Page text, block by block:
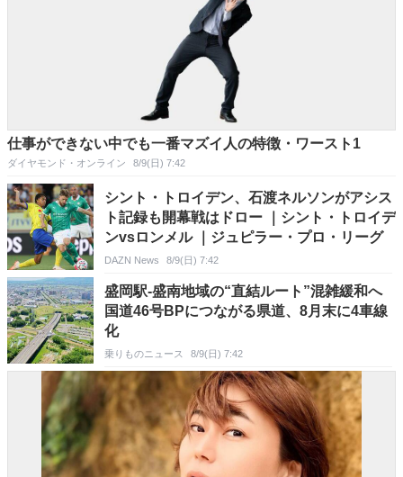
仕事ができない中でも一番マズイ人の特徴・ワースト1
ダイヤモンド・オンライン 8/9(日) 7:42
シント・トロイデン、石渡ネルソンがアシス
ト記録も開幕戦はドロー ｜シント・トロイデ
ンvsロンメル ｜ジュピラー・プロ・リーグ
DAZN News 8/9(日) 7:42
盛岡駅‐盛南地域の“直結ルート”混雑緩和へ
国道46号BPにつながる県道、8月末に4車線
化
乗りものニュース 8/9(日) 7:42